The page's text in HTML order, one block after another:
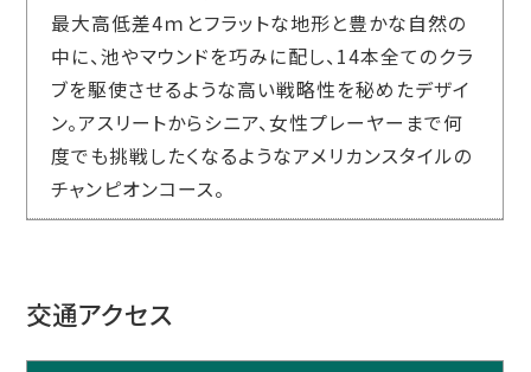
最大高低差4ｍとフラットな地形と豊かな自然の
中に、池やマウンドを巧みに配し、14本全てのクラ
ブを駆使させるような高い戦略性を秘めたデザイ
ン。アスリートからシニア、女性プレーヤーまで何
度でも挑戦したくなるようなアメリカンスタイルの
チャンピオンコース。
交通アクセス